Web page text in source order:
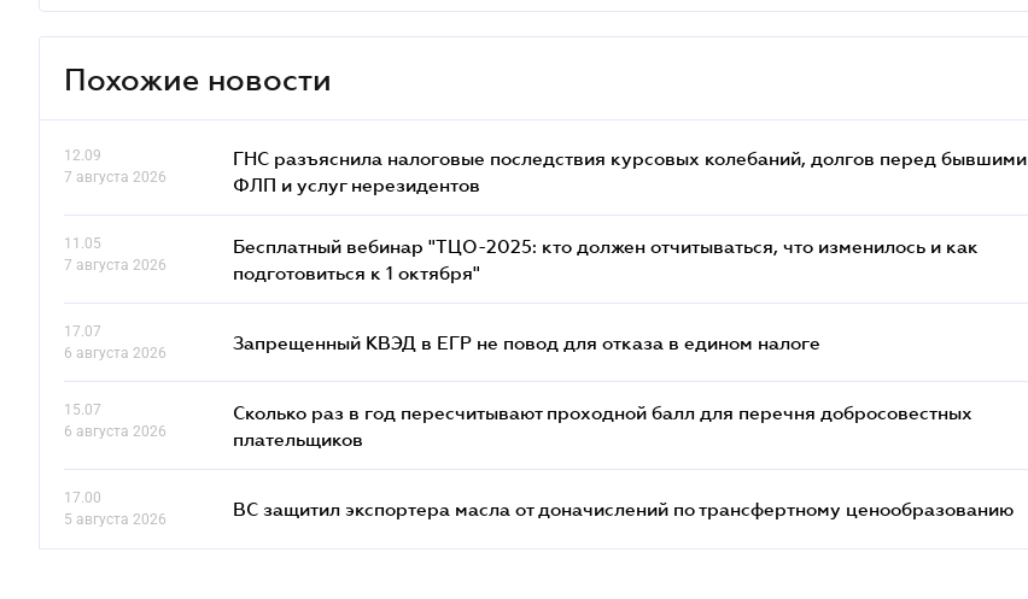
Похожие новости
12.09
7 августа 2026
ГНС разъяснила налоговые последствия курсовых колебаний, долгов перед бывшими
ФЛП и услуг нерезидентов
11.05
7 августа 2026
Бесплатный вебинар "ТЦО-2025: кто должен отчитываться, что изменилось и как
подготовиться к 1 октября"
17.07
6 августа 2026
Запрещенный КВЭД в ЕГР не повод для отказа в едином налоге
15.07
6 августа 2026
Сколько раз в год пересчитывают проходной балл для перечня добросовестных
плательщиков
17.00
5 августа 2026
ВС защитил экспортера масла от доначислений по трансфертному ценообразованию